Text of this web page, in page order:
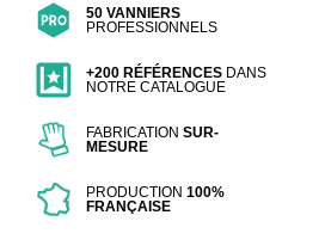
50 VANNIERS
PROFESSIONNELS
+200 RÉFÉRENCES DANS
NOTRE CATALOGUE
FABRICATIONSUR-
MESURE
PRODUCTION100%
FRANÇAISE